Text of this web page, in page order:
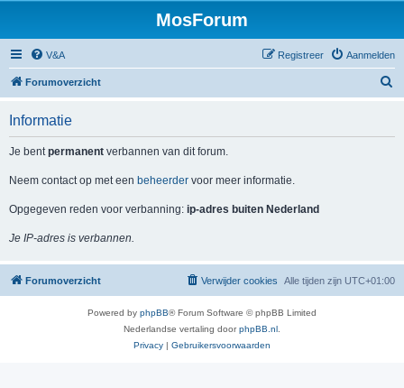
MosForum
V&A Aanmelden
Registreer
Forumoverzicht
Informatie
Je bentpermanent verbannen van dit forum.
Neem contact op met een beheerder voor meer informatie.
Opgegeven reden voor verbanning: ip-adres buiten Nederland
Je IP-adres is verbannen.
Forumoverzicht Alle tijden zijn UTC+01:00
Verwijder cookies
Powered by phpBB® Forum Software © phpBB Limited
Nederlandse vertaling doorphpBB.nl
Privacy | Gebruikersvoorwaarden